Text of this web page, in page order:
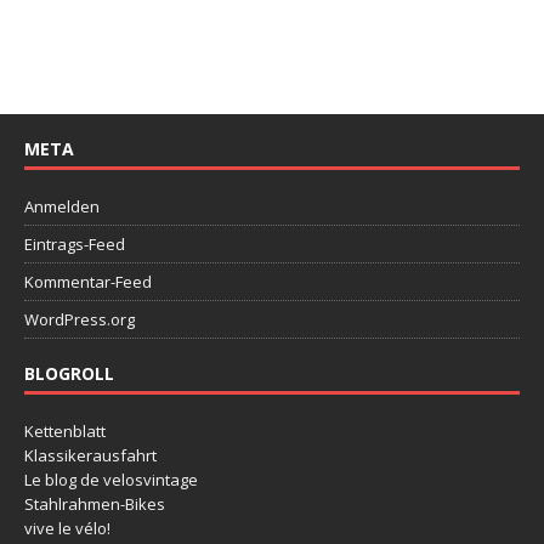
META
Anmelden
Eintrags-Feed
Kommentar-Feed
WordPress.org
BLOGROLL
Kettenblatt
Klassikerausfahrt
Le blog de velosvintage
Stahlrahmen-Bikes
vive le vélo!